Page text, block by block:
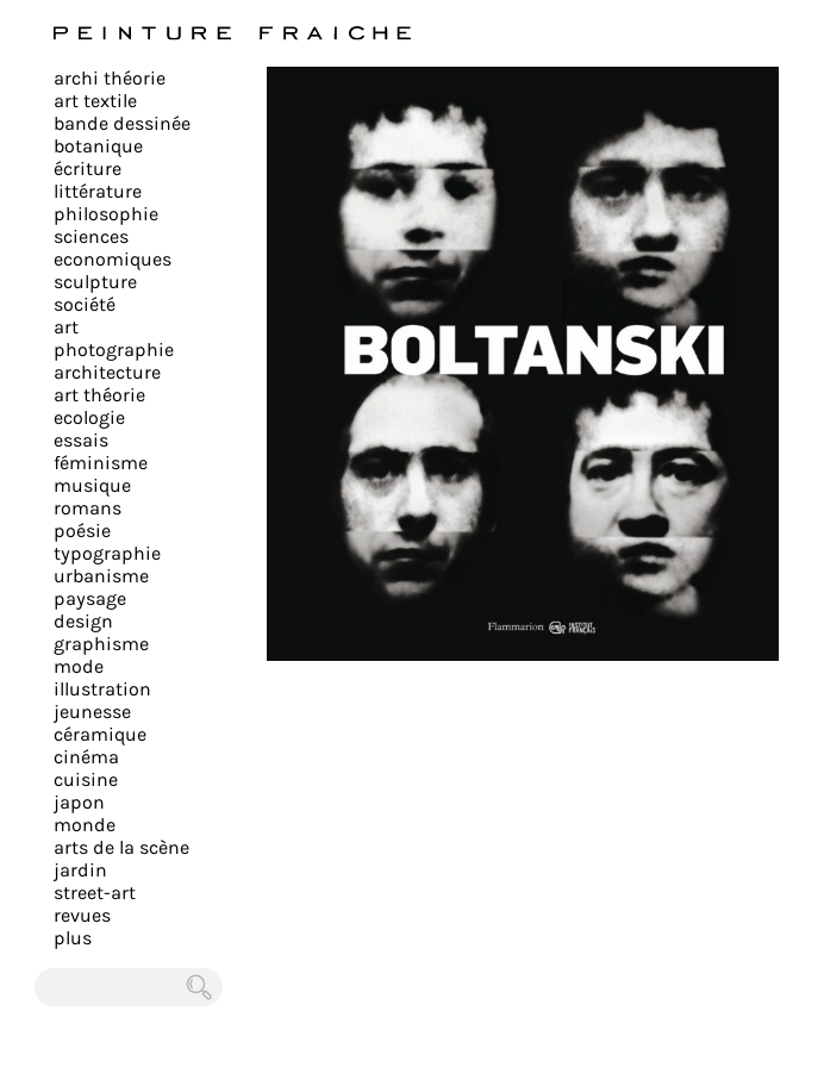
archi théorie
art textile
bande dessinée
botanique
écriture
littérature
philosophie
sciences
economiques
sculpture
société
art
photographie
architecture
art théorie
ecologie
essais
féminisme
musique
romans
poésie
typographie
urbanisme
paysage
design
graphisme
mode
illustration
jeunesse
céramique
cinéma
cuisine
japon
monde
arts de la scène
jardin
street-art
revues
plus
Chercher
Valider
tous
cookies
utilise
cookies
améliorer
expérience
service
personnalisé.